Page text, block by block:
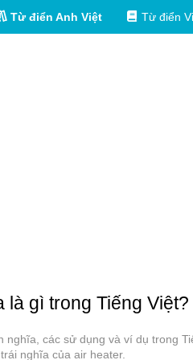
Từ điển Anh Việt Từ điển
là gì trong Tiếng Việt?
nghĩa, các sử dụng và ví dụ trong
nghĩa của air heater.